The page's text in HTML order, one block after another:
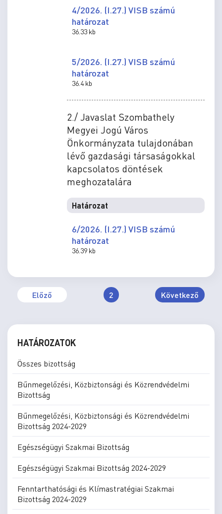
4/2026. (I.27.) VISB számú
határozat
36.33 kb
5/2026. (I.27.) VISB számú
határozat
36.4 kb
2./ Javaslat Szombathely
Megyei Jogú Város
Önkormányzata tulajdonában
lévő gazdasági társaságokkal
kapcsolatos döntések
meghozatalára
Határozat
6/2026. (I.27.) VISB számú
határozat
36.39 kb
Előző 2 Következő
HATÁROZATOK
Összes bizottság
Bűnmegelőzési, Közbiztonsági és Közrendvédelmi
Bizottság
Bűnmegelőzési, Közbiztonsági és Közrendvédelmi
Bizottság 2024-2029
Egészségügyi Szakmai Bizottság
Egészségügyi Szakmai Bizottság 2024-2029
Fenntarthatósági és Klímastratégiai Szakmai
Bizottság 2024-2029